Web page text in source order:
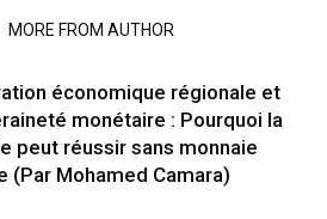
MORE FROM AUTHOR
économique régionale et
monétaire : Pourquoi la
peut réussir sans monnaie
(Par Mohamed Camara)